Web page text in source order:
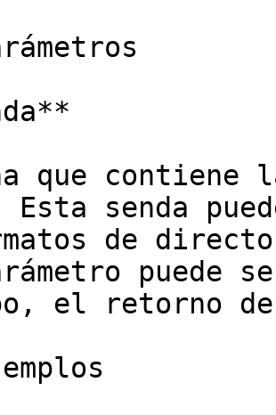
Esta senda
de
puede
el retorno